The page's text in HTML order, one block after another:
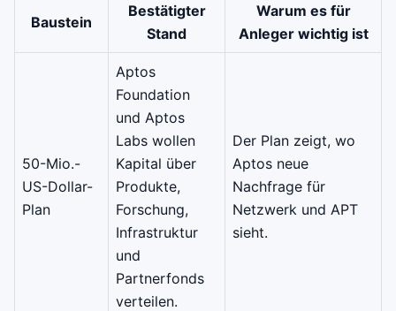
Baustein
Bestätigter
Stand
Warum es für
Anleger wichtig ist
50-Mio.-
US-Dollar-
Plan
Aptos
Foundation
und Aptos
Labs wollen
Kapital über
Produkte,
Forschung,
Infrastruktur
und
Partnerfonds
verteilen.
Der Plan zeigt, wo
Aptos neue
Nachfrage für
Netzwerk und APT
sieht.